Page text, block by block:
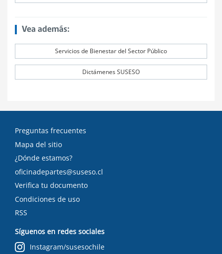
Vea además:
Servicios de Bienestar del Sector Público
Dictámenes SUSESO
Preguntas frecuentes
Mapa del sitio
¿Dónde estamos?
oficinadepartes@suseso.cl
Verifica tu documento
Condiciones de uso
RSS
Síguenos en redes sociales
Instagram/susesochile